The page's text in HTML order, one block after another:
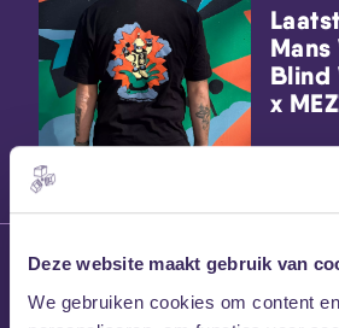
Deze website maakt gebruik van
We gebruiken cookies om content
Blind
x
27